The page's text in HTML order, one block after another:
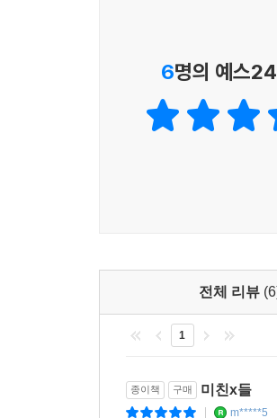
“E1, V1, M2. 총 4점 코마 상
학생이다. 졸업을 앞두고 호
누구에게도 말 못 할 비밀
온라인에서의 일상이 중요
사회, 심지어 그게 돈이 되는
출석하지 않았다. 이상하게
이규영은 면식범의 범행이
사람도, 범인으로 보이는
포착되었다. 알 수 없는 기시
한국 사회에서 한창 문제
무자비하게 살해하는 ‘괴물
6명의 예스
전체 리뷰
1
종이책 구매 미친x들
m*****5